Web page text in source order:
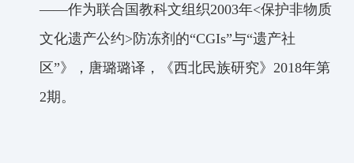
——作为联合国教科文组织2003年<保护非物质
文化遗产公约>防冻剂的“CGIs”与“遗产社
区”》，唐璐璐译，《西北民族研究》2018年第
2期。